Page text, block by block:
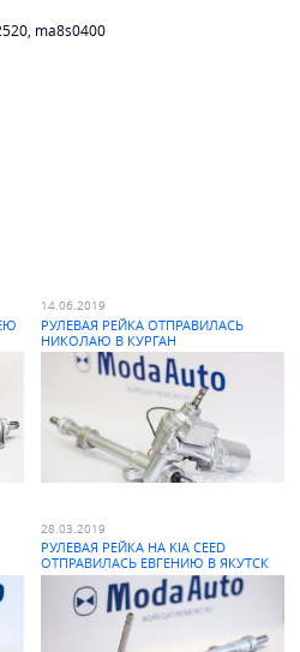
ma8s0400
14.06.2019
РУЛЕВАЯ РЕЙКА ОТПРАВИЛАСЬ
НИКОЛАЮ В КУРГАН
28.03.2019
РУЛЕВАЯ РЕЙКА НА KIA CEED
ОТПРАВИЛАСЬ ЕВГЕНИЮ В ЯКУТСК